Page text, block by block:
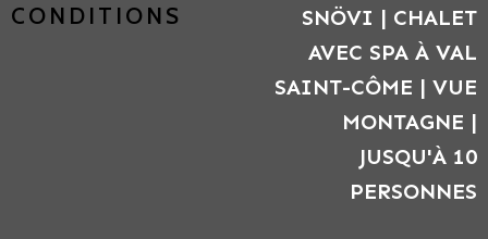
CONDITIONS
SNÖVI | CHALET
AVEC SPA À VAL
SAINT-CÔME | VUE
MONTAGNE |
JUSQU'À 10
PERSONNES